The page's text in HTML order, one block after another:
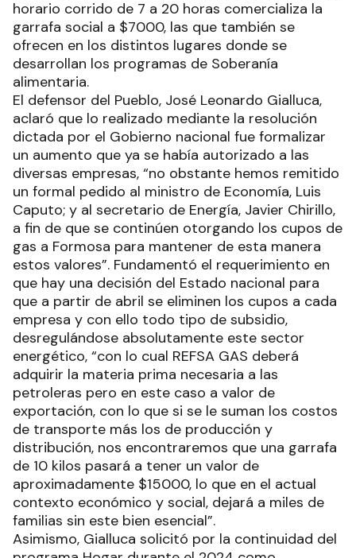
horario corrido de 7 a 20 horas comercializa la
garrafa social a $7000, las que también se
ofrecen en los distintos lugares donde se
desarrollan los programas de Soberanía
alimentaria.
El defensor del Pueblo, José Leonardo Gialluca,
aclaró que lo realizado mediante la resolución
dictada por el Gobierno nacional fue formalizar
un aumento que ya se había autorizado a las
diversas empresas, “no obstante hemos remitido
un formal pedido al ministro de Economía, Luis
Caputo; y al secretario de Energía, Javier Chirillo,
a fin de que se continúen otorgando los cupos de
gas a Formosa para mantener de esta manera
estos valores”. Fundamentó el requerimiento en
que hay una decisión del Estado nacional para
que a partir de abril se eliminen los cupos a cada
empresa y con ello todo tipo de subsidio,
desregulándose absolutamente este sector
energético, “con lo cual REFSA GAS deberá
adquirir la materia prima necesaria a las
petroleras pero en este caso a valor de
exportación, con lo que si se le suman los costos
de transporte más los de producción y
distribución, nos encontraremos que una garrafa
de 10 kilos pasará a tener un valor de
aproximadamente $15000, lo que en el actual
contexto económico y social, dejará a miles de
familias sin este bien esencial”.
Asimismo, Gialluca solicitó por la continuidad del